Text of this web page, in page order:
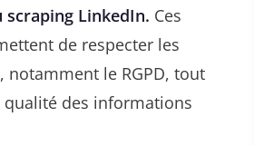
LinkedIn. Ces
de respecter les
notamment le RGPD, tout
des informations